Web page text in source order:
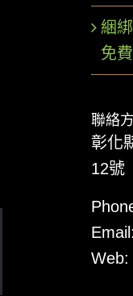
綑
免
聯絡
彰化
12號
Email:
Web: